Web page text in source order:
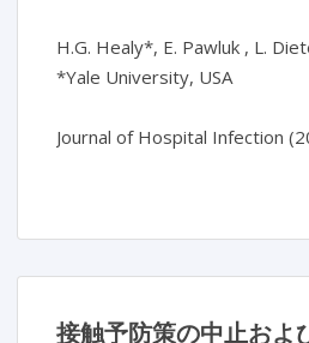
H.G. Healy*, E. Pawluk , L.
*Yale University, USA
接触予防策の中止およ